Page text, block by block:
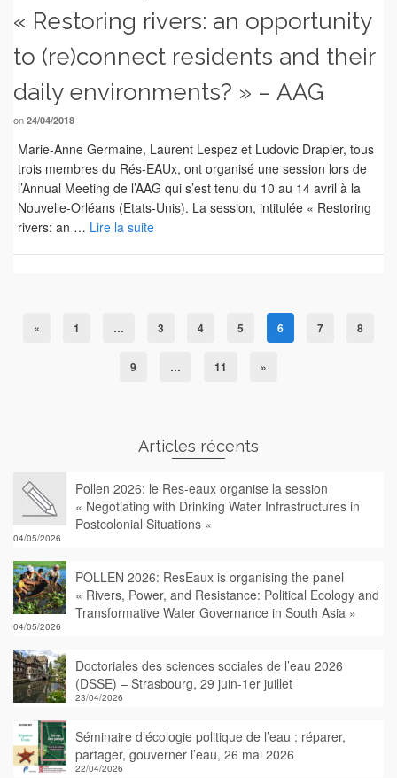
« Restoring rivers: an opportunity
to (re)connect residents and their
daily environments? » – AAG
on 24/04/2018
Marie-Anne Germaine, Laurent Lespez et Ludovic Drapier, tous
trois membres du Rés-EAUx, ont organisé une session lors de
l’Annual Meeting de l’AAG qui s’est tenu du 10 au 14 avril à la
Nouvelle-Orléans (Etats-Unis). La session, intitulée « Restoring
rivers: an … Lire la suite
« 1 … 3 4 5 6 7 8
9 … 11 »
Articles récents
Pollen 2026: le Res-eaux organise la session
« Negotiating with Drinking Water Infrastructures in
Postcolonial Situations «
04/05/2026
POLLEN 2026: ResEaux is organising the panel
« Rivers, Power, and Resistance: Political Ecology and
Transformative Water Governance in South Asia »
04/05/2026
Doctoriales des sciences sociales de l’eau 2026
(DSSE) – Strasbourg, 29 juin-1er juillet
23/04/2026
Séminaire d’écologie politique de l’eau : réparer,
partager, gouverner l’eau, 26 mai 2026
22/04/2026